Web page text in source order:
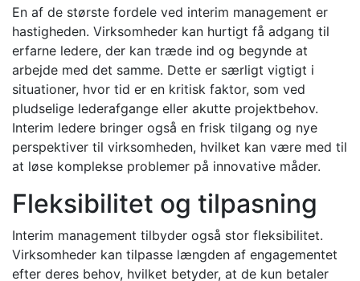
En af de største fordele ved interim management er
hastigheden. Virksomheder kan hurtigt få adgang til
erfarne ledere, der kan træde ind og begynde at
arbejde med det samme. Dette er særligt vigtigt i
situationer, hvor tid er en kritisk faktor, som ved
pludselige lederafgange eller akutte projektbehov.
Interim ledere bringer også en frisk tilgang og nye
perspektiver til virksomheden, hvilket kan være med til
at løse komplekse problemer på innovative måder.
Fleksibilitet og tilpasning
Interim management tilbyder også stor fleksibilitet.
Virksomheder kan tilpasse længden af engagementet
efter deres behov, hvilket betyder, at de kun betaler